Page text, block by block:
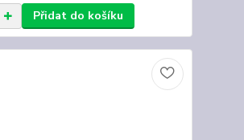
Přidat do košíku